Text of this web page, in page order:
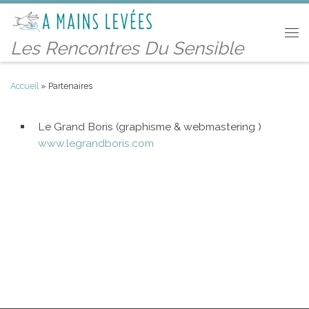
Passer au contenu
Les Rencontres Du Sensible
Accueil » Partenaires
Le Grand Boris (graphisme & webmastering )
www.legrandboris.com